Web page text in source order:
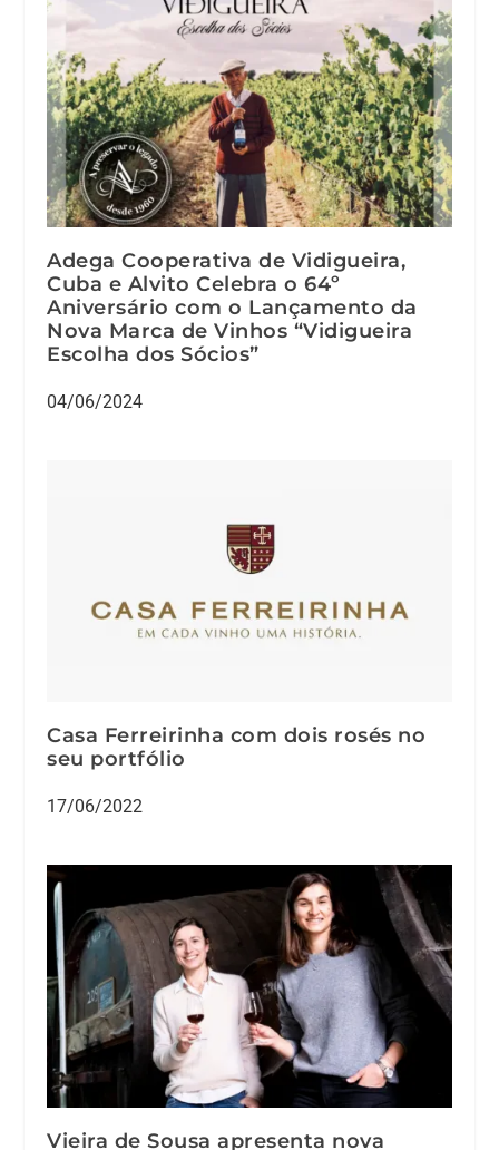
Adega Cooperativa de Vidigueira,
Cuba e Alvito Celebra o 64º
Aniversário com o Lançamento da
Nova Marca de Vinhos “Vidigueira
Escolha dos Sócios”
04/06/2024
Casa Ferreirinha com dois rosés no
seu portfólio
17/06/2022
Vieira de Sousa apresenta nova